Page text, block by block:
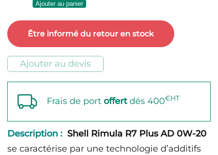
Rimula
R7
Plus
AD
Ajouter au panier
Être informé du retour en stock
Ajouter au devis
Frais de port offertdés 400€HT
Description : Shell Rimula R7 Plus AD 0W-20
se caractérise par une technologie d’additifs